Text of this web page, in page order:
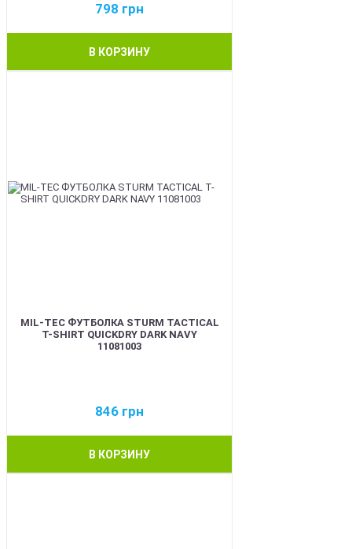
798 грн
В КОРЗИНУ
MIL-TEC ФУТБОЛКА STURM TACTICAL
T-SHIRT QUICKDRY DARK NAVY
11081003
846 грн
В КОРЗИНУ